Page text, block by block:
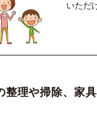
いただ
整理や掃除、家